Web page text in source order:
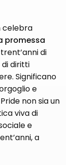
celebra
promessa
di
di diritti
Significano
e
non sia un
viva di
e
a